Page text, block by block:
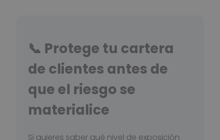
📞 Protege tu cartera
de clientes antes de
que el riesgo se
materialice
Si quieres saber qué nivel de exposición